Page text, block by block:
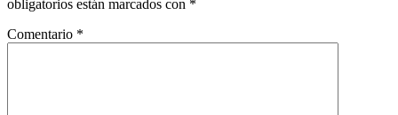
obligatorios están marcados con *
Comentario *